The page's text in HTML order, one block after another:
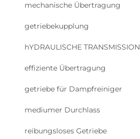
mechanische Übertragung
getriebekupplung
hYDRAULISCHE TRANSMISSION
effiziente Übertragung
getriebe für Dampfreiniger
mediumer Durchlass
reibungsloses Getriebe